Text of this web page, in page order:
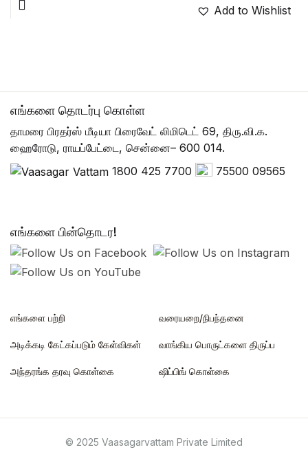
Add to Wishlist
எங்களை தொடர்பு கொள்ள
தாமரை பிரதர்ஸ் மீடியா பிரைவேட் லிமிடெட் 69, திரு.வி.க.
ஹைரோடு, ராயப்பேட்டை, சென்னை– 600 014.
1800 425 7700
75500 09565
எங்களை பின்தொடர!
எங்களை பற்றி
அடிக்கடி கேட்கப்படும் கேள்விகள்
அந்தரங்க தரவு கொள்கை
வரையறை/நிபந்தனை
வாங்கிய பொருட்களை திருப்ப
ஷிப்பிங் கொள்கை
© 2025 Vaasagarvattam Private Limited